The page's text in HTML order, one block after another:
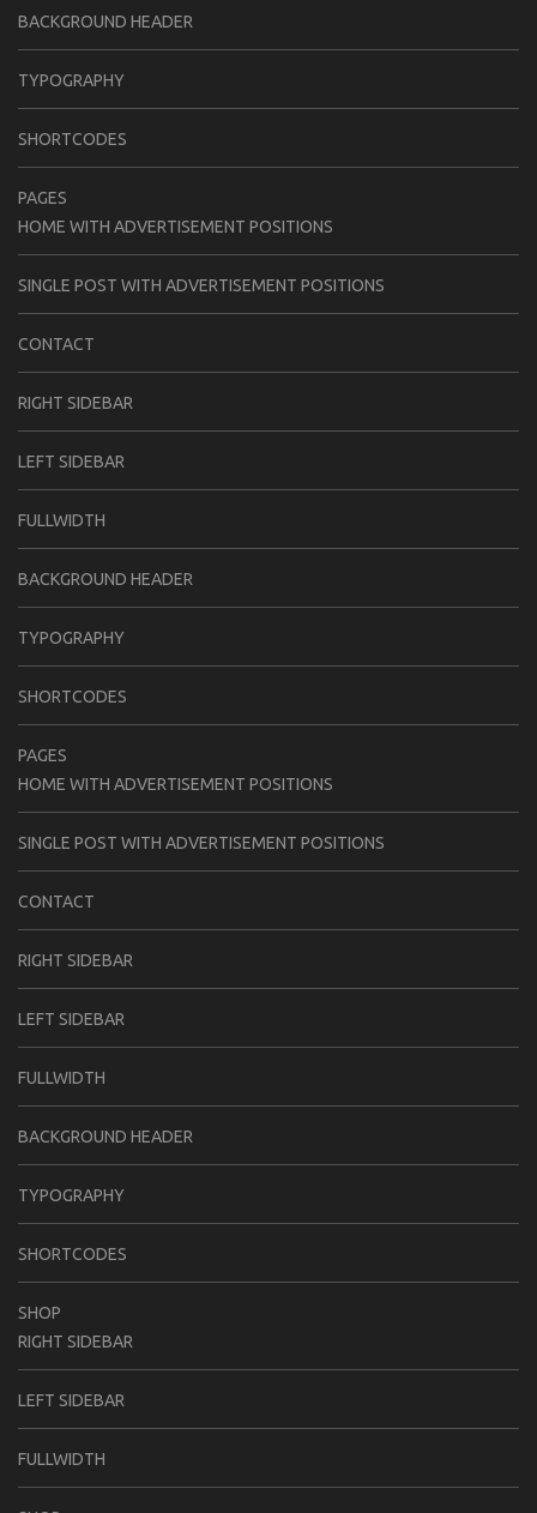
BACKGROUND HEADER
TYPOGRAPHY
SHORTCODES
PAGES
HOME WITH ADVERTISEMENT POSITIONS
SINGLE POST WITH ADVERTISEMENT POSITIONS
CONTACT
RIGHT SIDEBAR
LEFT SIDEBAR
FULLWIDTH
BACKGROUND HEADER
TYPOGRAPHY
SHORTCODES
PAGES
HOME WITH ADVERTISEMENT POSITIONS
SINGLE POST WITH ADVERTISEMENT POSITIONS
CONTACT
RIGHT SIDEBAR
LEFT SIDEBAR
FULLWIDTH
BACKGROUND HEADER
TYPOGRAPHY
SHORTCODES
SHOP
RIGHT SIDEBAR
LEFT SIDEBAR
FULLWIDTH